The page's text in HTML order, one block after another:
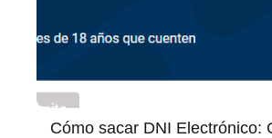
Cómo sacar DNI Electrónico: